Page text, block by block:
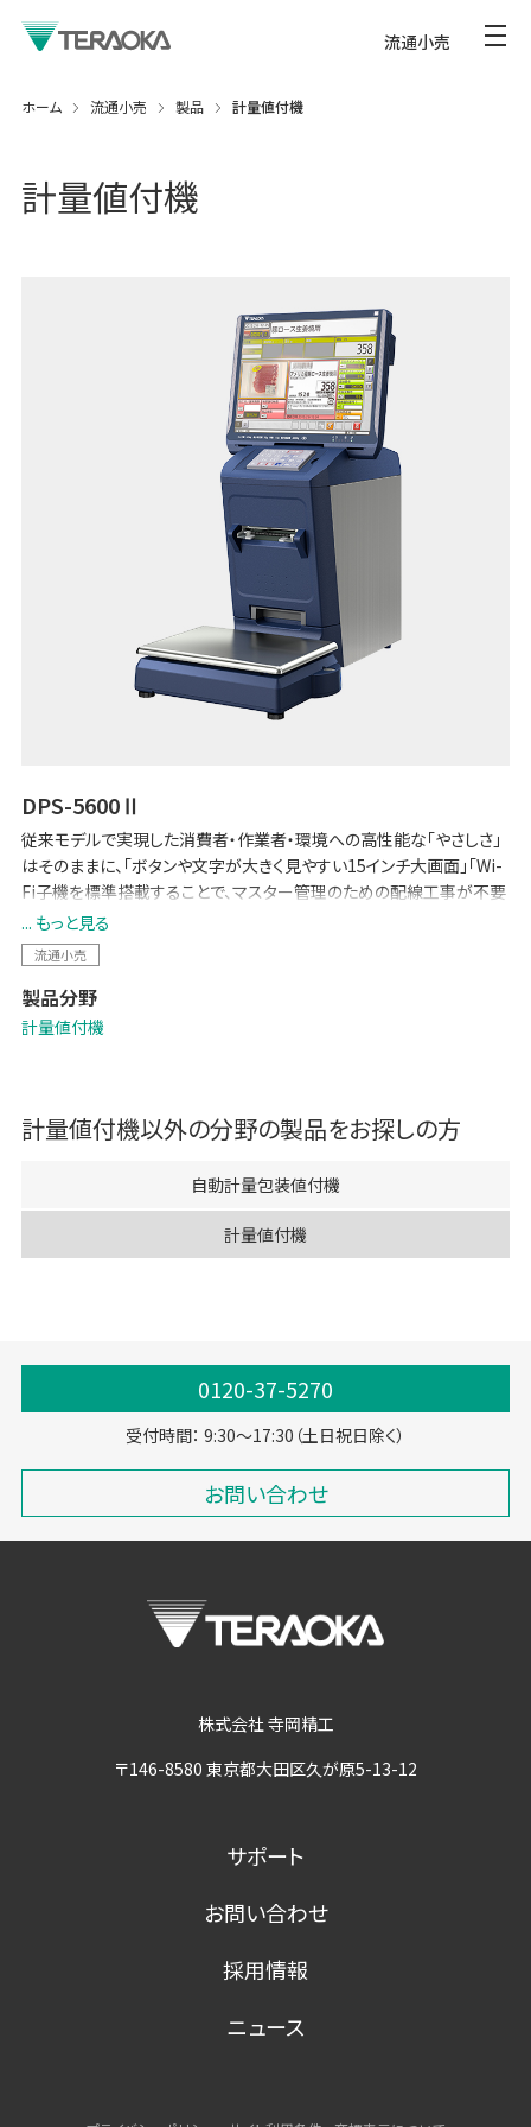
流通小売
ホーム 流通小売 製品 計量値付機
計量値付機
DPS-5600Ⅱ
従来モデルで実現した消費者・作業者・環境への高性能な「やさしさ」
はそのままに、「ボタンや文字が大きく見やすい15インチ大画面」「Wi-
Fi子機を標準搭載することで、マスター管理のための配線工事が不要
に」など、各種機能を強化しました。POSとのデータ連携で生鮮バック
ルームの少人数運用を可能にする「生鮮向け生販管理ソリューション
-Pack on Time-」や「TERAOKA IoT サービス」にも対応しています。
... もっと見る
流通小売
製品分野
計量値付機
計量値付機以外の分野の製品をお探しの方
自動計量包装値付機
計量値付機
0120-37-5270
受付時間： 9:30～17:30（土日祝日除く）
お問い合わせ
株式会社 寺岡精工
〒146-8580 東京都大田区久が原5-13-12
サポート
お問い合わせ
採用情報
ニュース